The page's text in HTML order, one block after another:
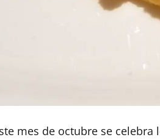
mes de octubre se